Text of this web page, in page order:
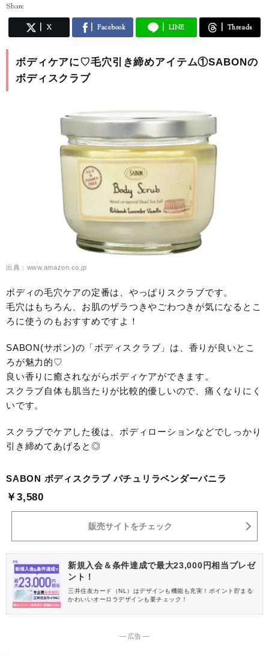
Share
X Facebook LINE Threads
ボディケアに♡毛穴引き締めアイテム①SABONの
ボディスクラブ
出典：www.amazon.co.jp
ボディの毛穴ケアの定番は、やっぱりスクラブです。
毛穴はもちろん、お肌のザラつきやごわつきが気になるとこ
ろに使うのもおすすめですよ！
SABON(サボン)の「ボディスクラブ」は、香りが良いとこ
ろが魅力的♡
良い香りに癒されながらボディケアができます。
スクラブ自体も肌当たりが比較的優しいので、痛くなりにく
いです。
スクラブでケアした後は、ボディローションなどでしっかり
引き締めてあげると◎
SABON ボディスクラブ パチュリラベンダーバニラ
￥3,580
販売サイトをチェック
新規入会＆条件達成で最大23,000円相当プレゼ
ント！
三井住友カード（NL）はデザインも機能も充実！ポイント貯まる
かわいいオーロラデザインも要チェック！
― 広告 ―